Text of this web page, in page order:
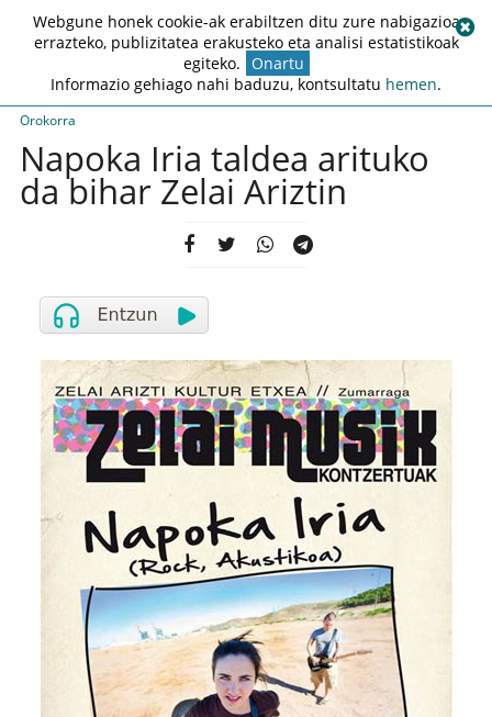
Orokorra
Napoka Iria taldea arituko
da bihar Zelai Ariztin
Webgune honek cookie-ak erabiltzen ditu zure nabigazioa
errazteko, publizitatea erakusteko eta analisi estatistikoak
egiteko. Onartu
Informazio gehiago nahi baduzu, kontsultatu hemen.